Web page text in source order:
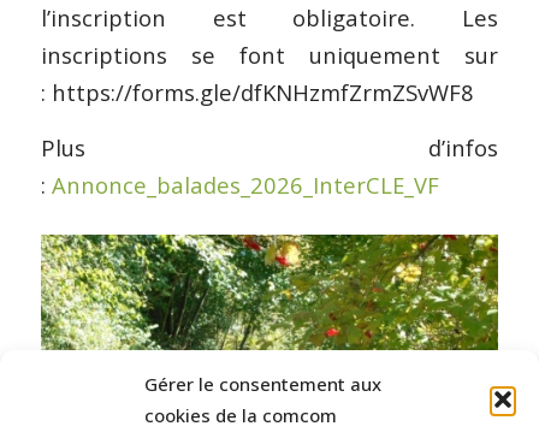
Gérer le consentement aux
cookies de la comcom
l’inscription est obligatoire. Les
inscriptions se font uniquement sur
: https://forms.gle/dfKNHzmfZrmZSvWF8
Plus d’infos
: Annonce_balades_2026_InterCLE_VF